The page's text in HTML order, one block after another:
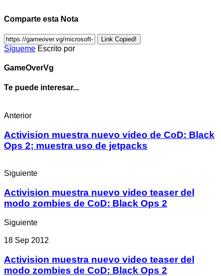
Comparte esta Nota
Link Copied!
Sígueme Escrito por
GameOverVg
Te puede interesar...
Anterior
Activision muestra nuevo video de CoD: Black
Ops 2; muestra uso de jetpacks
Siguiente
Activision muestra nuevo video teaser del
modo zombies de CoD: Black Ops 2
Siguiente
18 Sep 2012
Activision muestra nuevo video teaser del
modo zombies de CoD: Black Ops 2